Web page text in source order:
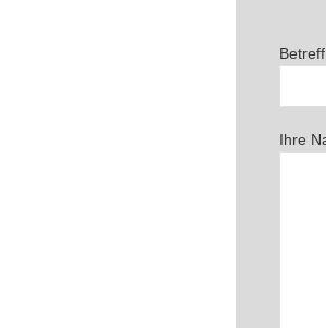
Betreff
Ihre